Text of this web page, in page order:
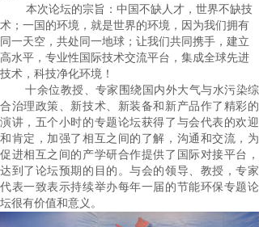
本次论坛的宗旨：中国不缺人才，世界不缺技
术；一国的环境，就是世界的环境，因为我们拥有
同一天空，共处同一地球；让我们共同携手，建立
高水平，专业性国际技术交流平台，集成全球先进
技术，科技净化环境！
十余位教授、专家围绕国内外大气与水污染综
合治理政策、新技术、新装备和新产品作了精彩的
演讲，五个小时的专题论坛获得了与会代表的欢迎
和肯定，加强了相互之间的了解，沟通和交流，为
促进相互之间的产学研合作提供了国际对接平台，
达到了论坛预期的目的。与会的领导、教授，专家
代表一致表示持续举办每年一届的节能环保专题论
坛很有价值和意义。